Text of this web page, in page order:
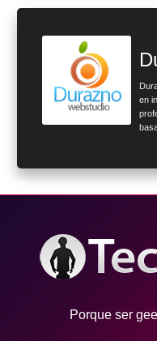
en
Porque ser